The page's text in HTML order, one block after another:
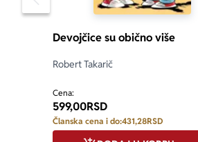
Pomeranje sadržaja slajdera u levo
Devojčice su obično više
Robert Takarič
Cena:
599,00RSD
Članska cena i do:431,28RSD